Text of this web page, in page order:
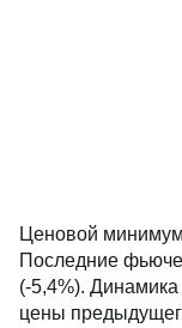
Ценовой
Последние
(-5,4%). Динамика
цены